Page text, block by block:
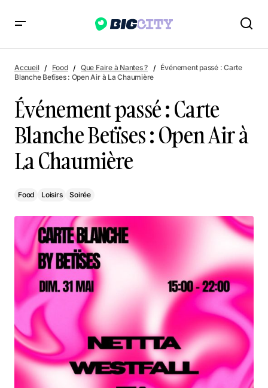
Chaumière
Accueil Food Que Faire à Nantes ?
Événement passé : Carte
Blanche Betïses : Open Air à La Chaumière
Événement passé : Carte
Blanche Betïses : Open Air à
La Chaumière
Food Loisirs Soirée